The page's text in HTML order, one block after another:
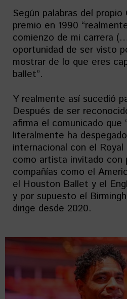
Según palabras del
premio en 1990
comienzo de mi carrera
oportunidad de ser visto
mostrar de lo que eres
ballet”.
Y realmente así sucedió
Después de ser
afirma el comunicado que
literalmente ha
internacional con el
como artista invitado con
compañías como el
el Houston Ballet y el
y por supuesto el
dirige desde 2020.